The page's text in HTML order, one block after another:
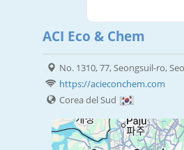
ACI Eco & Chem
No. 1310, 77, Seongsuil-ro,
https://acieconchem.com
Corea del Sud